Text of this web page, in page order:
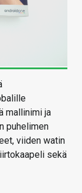
mallinimi ja
puhelimen
viiden watin
sekä